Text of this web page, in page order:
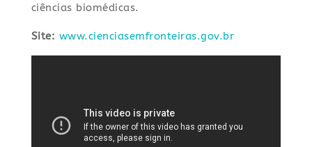
ciências biomédicas.
Site: www.cienciasemfronteiras.gov.br